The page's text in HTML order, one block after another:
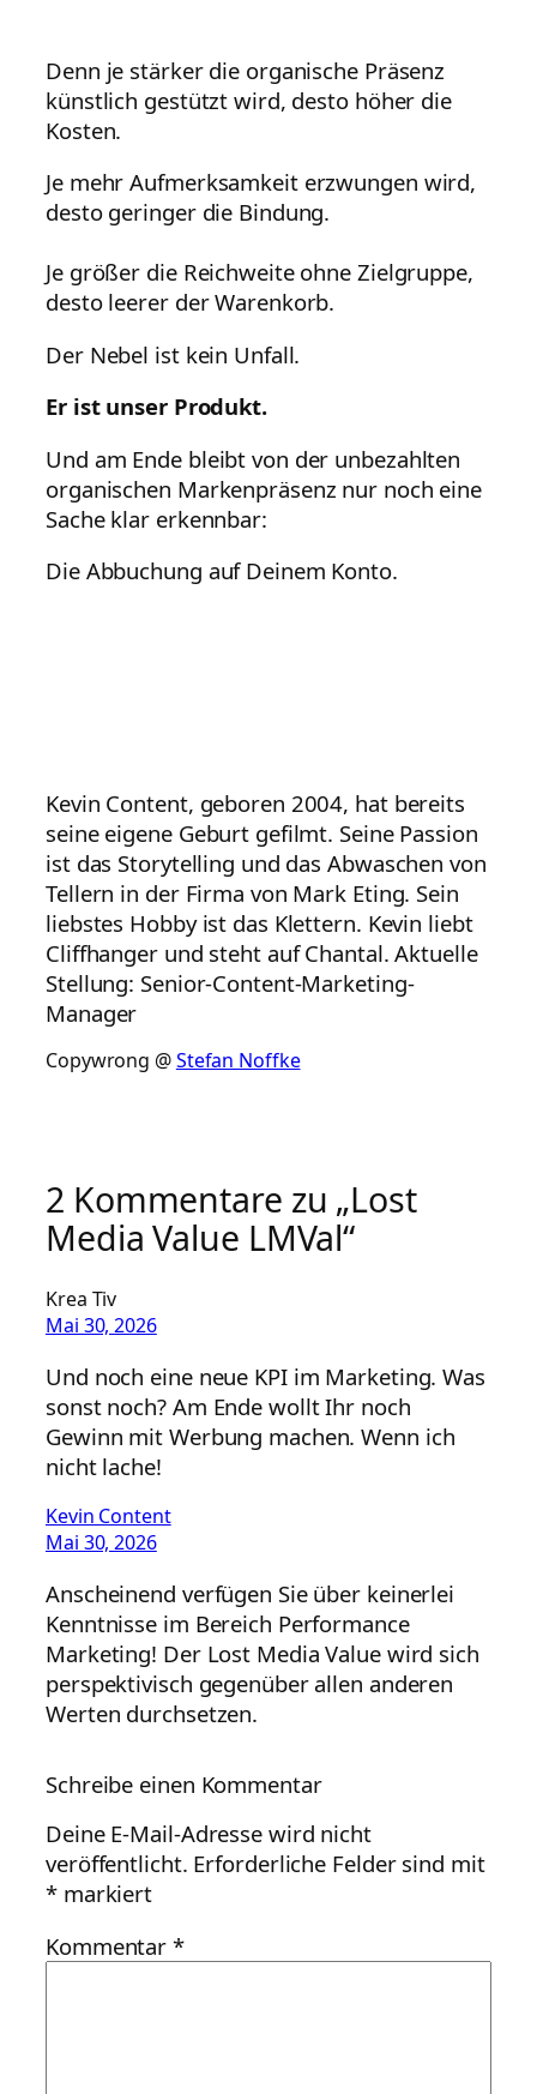
Denn je stärker die organische Präsenz
künstlich gestützt wird, desto höher die
Kosten.
Je mehr Aufmerksamkeit erzwungen wird,
desto geringer die Bindung.
Je größer die Reichweite ohne Zielgruppe,
desto leerer der Warenkorb.
Der Nebel ist kein Unfall.
Er ist unser Produkt.
Und am Ende bleibt von der unbezahlten
organischen Markenpräsenz nur noch eine
Sache klar erkennbar:
Die Abbuchung auf Deinem Konto.
Kevin Content, geboren 2004, hat bereits
seine eigene Geburt gefilmt. Seine Passion
ist das Storytelling und das Abwaschen von
Tellern in der Firma von Mark Eting. Sein
liebstes Hobby ist das Klettern. Kevin liebt
Cliffhanger und steht auf Chantal. Aktuelle
Stellung: Senior-Content-Marketing-
Manager
Copywrong @Stefan Noffke
2 Kommentare zu „Lost
Media Value LMVal“
Krea Tiv
Mai 30, 2026
Und noch eine neue KPI im Marketing. Was
sonst noch? Am Ende wollt Ihr noch
Gewinn mit Werbung machen. Wenn ich
nicht lache!
Kevin Content
Mai 30, 2026
Anscheinend verfügen Sie über keinerlei
Kenntnisse im Bereich Performance
Marketing! Der Lost Media Value wird sich
perspektivisch gegenüber allen anderen
Werten durchsetzen.
Schreibe einen Kommentar
Deine E-Mail-Adresse wird nicht
veröffentlicht. Erforderliche Felder sind mit
*markiert
Kommentar*